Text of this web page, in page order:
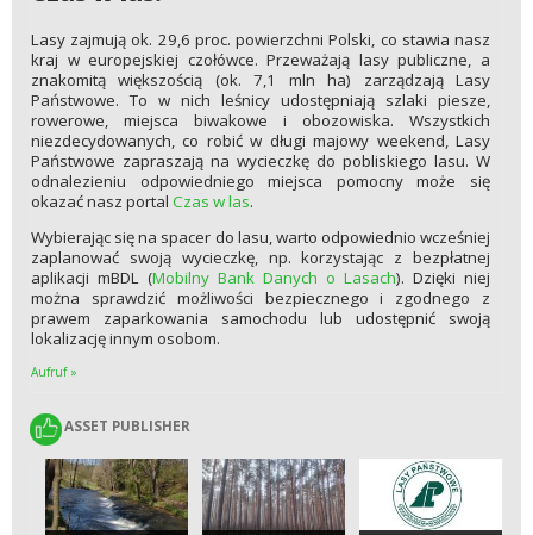
Lasy zajmują ok. 29,6 proc. powierzchni Polski, co stawia nasz
kraj w europejskiej czołówce. Przeważają lasy publiczne, a
znakomitą większością (ok. 7,1 mln ha) zarządzają Lasy
Państwowe. To w nich leśnicy udostępniają szlaki piesze,
rowerowe, miejsca biwakowe i obozowiska. Wszystkich
niezdecydowanych, co robić w długi majowy weekend, Lasy
Państwowe zapraszają na wycieczkę do pobliskiego lasu. W
odnalezieniu odpowiedniego miejsca pomocny może się
okazać nasz portal Czas w las.
Wybierając się na spacer do lasu, warto odpowiednio wcześniej
zaplanować swoją wycieczkę, np. korzystając z bezpłatnej
aplikacji mBDL (Mobilny Bank Danych o Lasach). Dzięki niej
można sprawdzić możliwości bezpiecznego i zgodnego z
prawem zaparkowania samochodu lub udostępnić swoją
lokalizację innym osobom.
Aufruf »
ASSET PUBLISHER
ASSET PUBLISHER